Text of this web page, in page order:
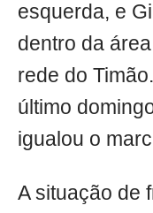
esquerda, e
dentro da
rede do
último
igualou o
A situação de